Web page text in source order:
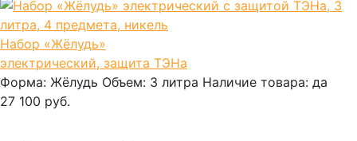
Набор «Жёлудь»
электрический, защита ТЭНа
Форма: Жёлудь Объем: 3 литра Наличие товара: да
27 100 руб.